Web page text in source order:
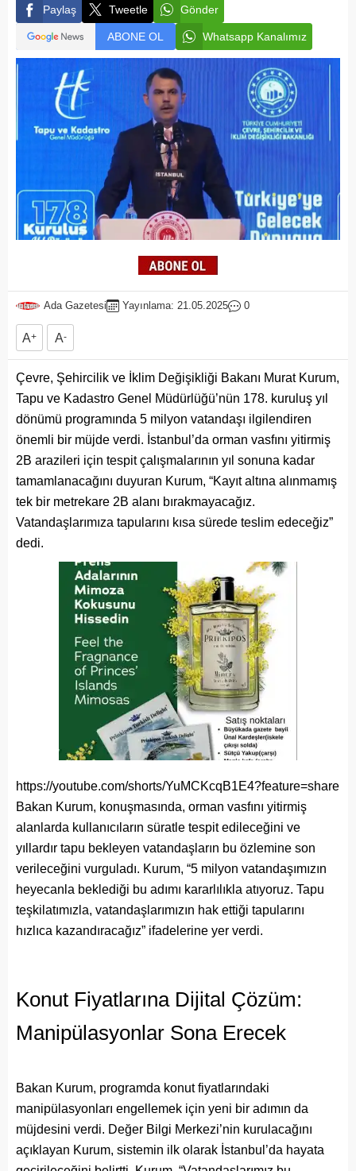
Paylaş Tweetle Gönder
ABONE OL Whatsapp Kanalımız
Ada Gazetesi Yayınlama: 21.05.2025 0
A+ A-
Çevre, Şehircilik ve İklim Değişikliği Bakanı Murat Kurum,
Tapu ve Kadastro Genel Müdürlüğü’nün 178. kuruluş yıl
dönümü programında 5 milyon vatandaşı ilgilendiren
önemli bir müjde verdi. İstanbul’da orman vasfını yitirmiş
2B arazileri için tespit çalışmalarının yıl sonuna kadar
tamamlanacağını duyuran Kurum, “Kayıt altına alınmamış
tek bir metrekare 2B alanı bırakmayacağız.
Vatandaşlarımıza tapularını kısa sürede teslim edeceğiz”
dedi.
https://youtube.com/shorts/YuMCKcqB1E4?feature=share
Bakan Kurum, konuşmasında, orman vasfını yitirmiş
alanlarda kullanıcıların süratle tespit edileceğini ve
yıllardır tapu bekleyen vatandaşların bu özlemine son
verileceğini vurguladı. Kurum, “5 milyon vatandaşımızın
heyecanla beklediği bu adımı kararlılıkla atıyoruz. Tapu
teşkilatımızla, vatandaşlarımızın hak ettiği tapularını
hızlıca kazandıracağız” ifadelerine yer verdi.
Konut Fiyatlarına Dijital Çözüm:
Manipülasyonlar Sona Erecek
Bakan Kurum, programda konut fiyatlarındaki
manipülasyonları engellemek için yeni bir adımın da
müjdesini verdi. Değer Bilgi Merkezi’nin kurulacağını
açıklayan Kurum, sistemin ilk olarak İstanbul’da hayata